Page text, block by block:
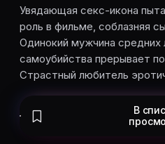
Анджела Грант
Клео Голдштейн
Мишель Дюран
Карточки актёров с
Частые вопросы
Увядающая секс-икона
роль в фильме, соблазняя
Одинокий мужчина средних
самоубийства прерывает
Страстный любитель
В